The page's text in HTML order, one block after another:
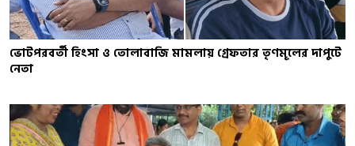
ভোটপরবর্তী হিংসা ও তোলাবাজি মামলায় গ্রেফতার তৃণমূলের দাপুটে
নেতা